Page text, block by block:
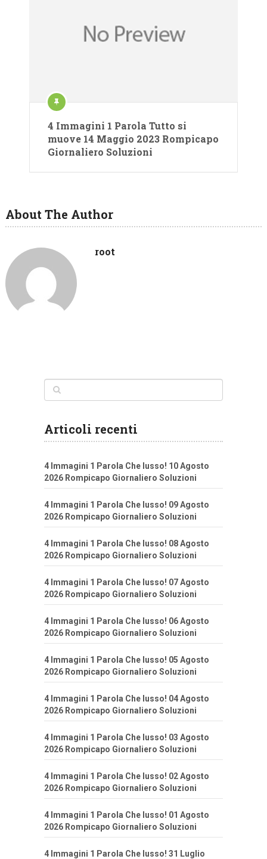
4 Immagini 1 Parola Tutto si
muove 14 Maggio 2023 Rompicapo
Giornaliero Soluzioni
About The Author
root
Articoli recenti
4 Immagini 1 Parola Che lusso! 10 Agosto
2026 Rompicapo Giornaliero Soluzioni
4 Immagini 1 Parola Che lusso! 09 Agosto
2026 Rompicapo Giornaliero Soluzioni
4 Immagini 1 Parola Che lusso! 08 Agosto
2026 Rompicapo Giornaliero Soluzioni
4 Immagini 1 Parola Che lusso! 07 Agosto
2026 Rompicapo Giornaliero Soluzioni
4 Immagini 1 Parola Che lusso! 06 Agosto
2026 Rompicapo Giornaliero Soluzioni
4 Immagini 1 Parola Che lusso! 05 Agosto
2026 Rompicapo Giornaliero Soluzioni
4 Immagini 1 Parola Che lusso! 04 Agosto
2026 Rompicapo Giornaliero Soluzioni
4 Immagini 1 Parola Che lusso! 03 Agosto
2026 Rompicapo Giornaliero Soluzioni
4 Immagini 1 Parola Che lusso! 02 Agosto
2026 Rompicapo Giornaliero Soluzioni
4 Immagini 1 Parola Che lusso! 01 Agosto
2026 Rompicapo Giornaliero Soluzioni
4 Immagini 1 Parola Che lusso! 31 Luglio